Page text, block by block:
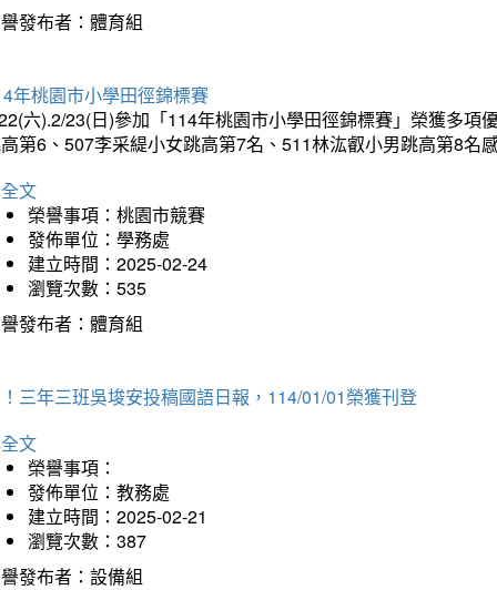
發布者：體育組
年桃園市小學田徑錦標賽
六).2/23(日)參加「114年桃園市小學田徑錦標賽」榮獲多
第6、507李采緹小女跳高第7名、511林汯叡小男跳高第8名
文
榮譽事項：桃園市競賽
發佈單位：學務處
建立時間：2025-02-24
瀏覽次數：535
發布者：體育組
三年三班吳埈安投稿國語日報，114/01/01榮獲刊登
文
榮譽事項：
發佈單位：教務處
建立時間：2025-02-21
瀏覽次數：387
發布者：設備組